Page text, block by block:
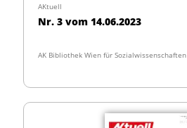
AKtuell
Nr. 3 vom 14.06.2023
AK Bibliothek Wien für Sozialwissenschaften